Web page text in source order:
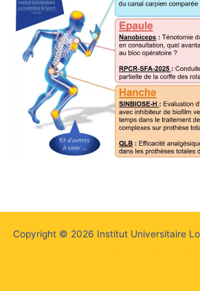
Copyright © 2026 Institut Universitaire